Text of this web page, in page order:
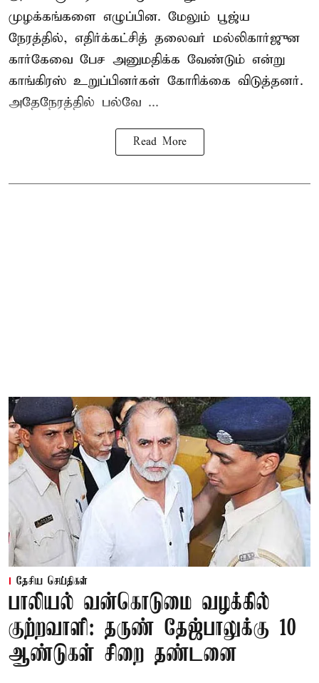
முழக்கங்களை எழுப்பின. மேலும் பூஜ்ய
நேரத்தில், எதிர்க்கட்சித் தலைவர் மல்லிகார்ஜுன
கார்கேவை பேச அனுமதிக்க வேண்டும் என்று
காங்கிரஸ் உறுப்பினர்கள் கோரிக்கை விடுத்தனர்.
அதேநேரத்தில் பல்வே ...
Read More
தேசிய செய்திகள்
பாலியல் வன்கொடுமை வழக்கில்
குற்றவாளி: தருண் தேஜ்பாலுக்கு 10
ஆண்டுகள் சிறை தண்டனை